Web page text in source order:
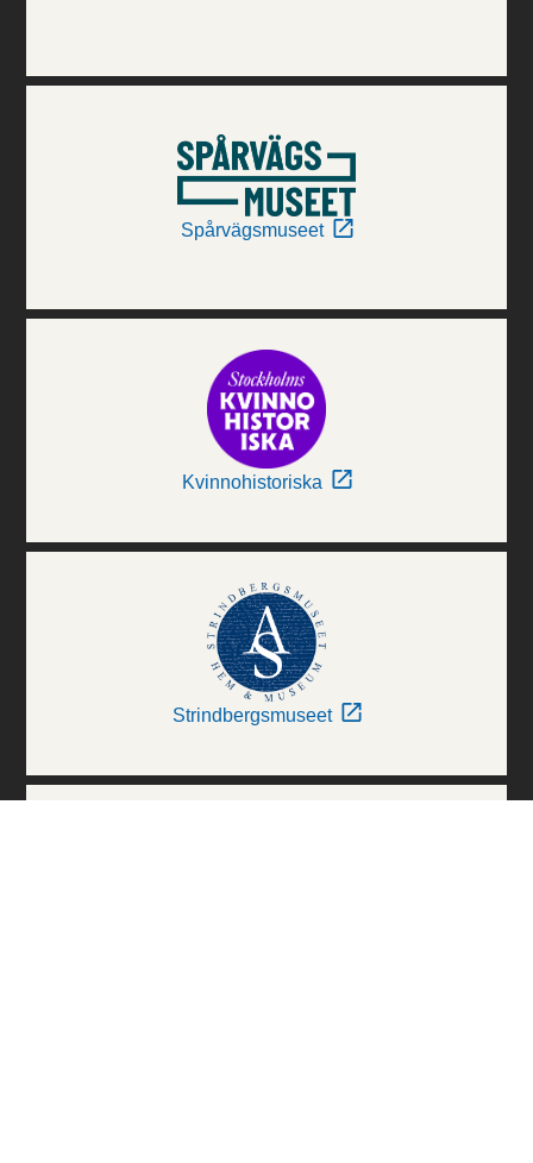
Spårvägsmuseet
Kvinnohistoriska
Strindbergsmuseet